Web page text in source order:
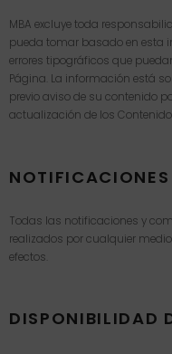
MBA excluye toda
pueda tomar basado en esta
errores tipográficos que
Página. La información está
previo aviso de su contenido
actualización de los
NOTIFICACIONES
Todas las notificaciones y
realizados por cualquier
efectos.
DISPONIBILIDAD